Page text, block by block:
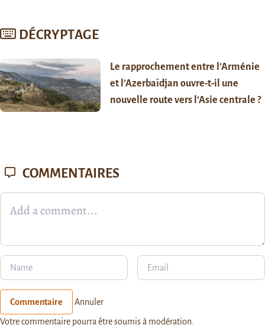
DÉCRYPTAGE
Le rapprochement entre l’Arménie
et l’Azerbaïdjan ouvre-t-il une
nouvelle route vers l’Asie centrale ?
COMMENTAIRES
Commentaire Annuler
Votre commentaire pourra être soumis à modération.